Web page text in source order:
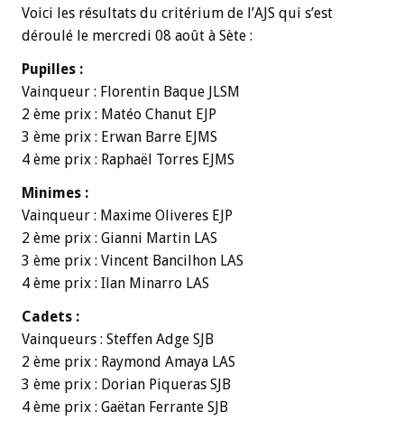
Voici les résultats du critérium de l’AJS qui s’est
déroulé le mercredi 08 août à Sète :
Pupilles :
Vainqueur : Florentin Baque JLSM
2 ème prix : Matéo Chanut EJP
3 ème prix : Erwan Barre EJMS
4 ème prix : Raphaël Torres EJMS
Minimes :
Vainqueur : Maxime Oliveres EJP
2 ème prix : Gianni Martin LAS
3 ème prix : Vincent Bancilhon LAS
4 ème prix : Ilan Minarro LAS
Cadets :
Vainqueurs : Steffen Adge SJB
2 ème prix : Raymond Amaya LAS
3 ème prix : Dorian Piqueras SJB
4 ème prix : Gaëtan Ferrante SJB